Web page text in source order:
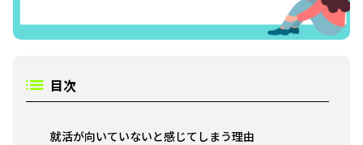
目次
就活が向いていないと感じてしまう理由